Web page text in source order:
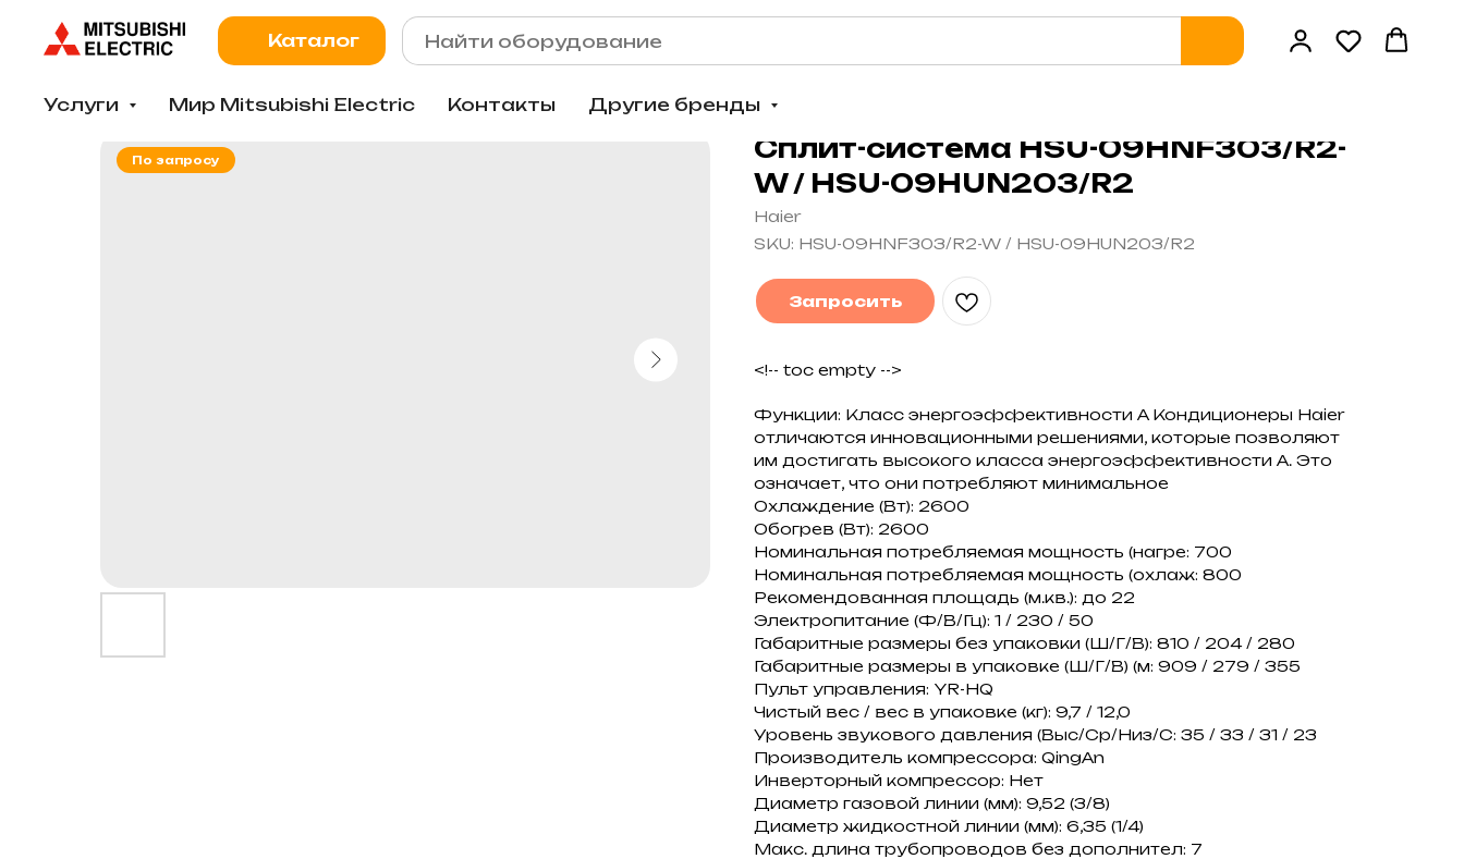
Каталог
Услуги Мир Mitsubishi Electric Контакты Другие бренды
Сплит-система HSU-09HNF303/R2-
W / HSU-09HUN203/R2
Haier
SKU: HSU-09HNF303/R2-W / HSU-09HUN203/R2
Запросить
<!-- toc empty -->
Функции: Класс энергоэффективности A Кондиционеры Haier
отличаются инновационными решениями, которые позволяют
им достигать высокого класса энергоэффективности A. Это
означает, что они потребляют минимальное
Охлаждение (Вт): 2600
Обогрев (Вт): 2600
Номинальная потребляемая мощность (нагре: 700
Номинальная потребляемая мощность (охлаж: 800
Рекомендованная площадь (м.кв.): до 22
Электропитание (Ф/В/Гц): 1 / 230 / 50
Габаритные размеры без упаковки (Ш/Г/В): 810 / 204 / 280
Габаритные размеры в упаковке (Ш/Г/В) (м: 909 / 279 / 355
Пульт управления: YR-HQ
Чистый вес / вес в упаковке (кг): 9,7 / 12,0
Уровень звукового давления (Выс/Ср/Низ/С: 35 / 33 / 31 / 23
Производитель компрессора: QingAn
Инверторный компрессор: Нет
Диаметр газовой линии (мм): 9,52 (3/8)
Диаметр жидкостной линии (мм): 6,35 (1/4)
Макс. длина трубопроводов без дополнител: 7